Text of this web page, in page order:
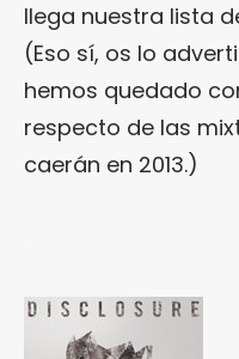
llega nuestra lista
(Eso sí, os lo
hemos quedado
respecto de las
caerán en 2013.)